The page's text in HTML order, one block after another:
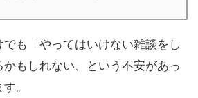
も「やってはいけない雑談をし
もしれない、という不安があっ
。